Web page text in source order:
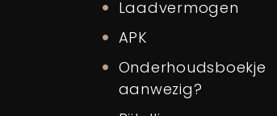
Laadvermogen
APK
Onderhoudsboekje
aanwezig?